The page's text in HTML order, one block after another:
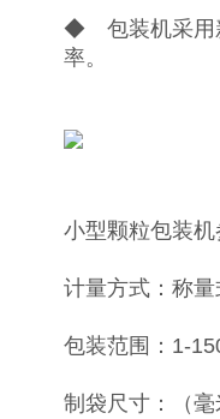
◆ 包装机采用
率。
小型颗粒包装
计量方式：称量
包装范围：1-
制袋尺寸：（